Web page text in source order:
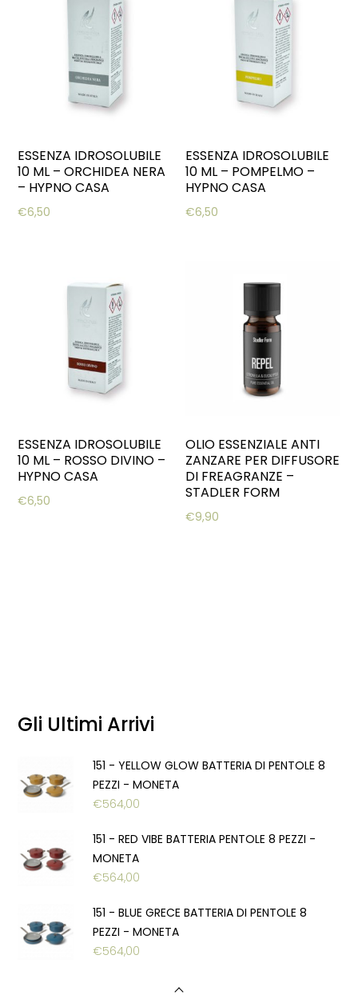
ESSENZA IDROSOLUBILE
10 ML – ORCHIDEA NERA
– HYPNO CASA
€6,50
ESSENZA IDROSOLUBILE
10 ML – POMPELMO –
HYPNO CASA
€6,50
ESSENZA IDROSOLUBILE
10 ML – ROSSO DIVINO –
HYPNO CASA
€6,50
OLIO ESSENZIALE ANTI
ZANZARE PER DIFFUSORE
DI FREAGRANZE –
STADLER FORM
€9,90
Gli Ultimi Arrivi
151 - YELLOW GLOW BATTERIA DI PENTOLE 8
PEZZI - MONETA
€564,00
151 - RED VIBE BATTERIA PENTOLE 8 PEZZI -
MONETA
€564,00
151 - BLUE GRECE BATTERIA DI PENTOLE 8
PEZZI - MONETA
€564,00